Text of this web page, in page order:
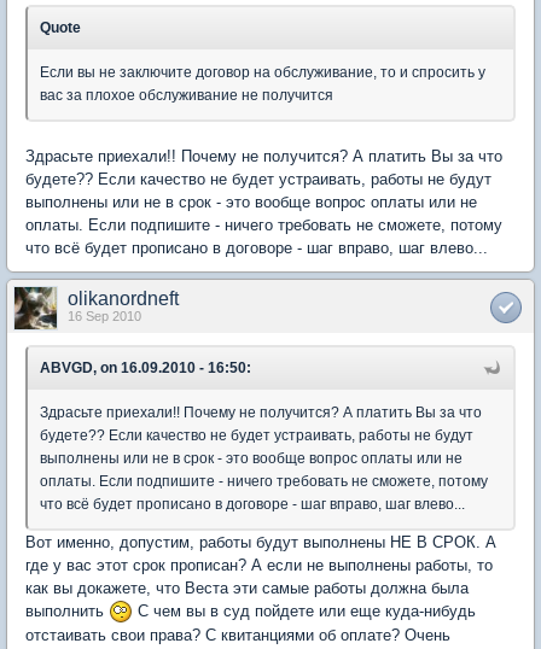
Quote
Если вы не заключите договор на обслуживание, то и спросить у
вас за плохое обслуживание не получится
Здрасьте приехали!! Почему не получится? А платить Вы за что
будете?? Если качество не будет устраивать, работы не будут
выполнены или не в срок - это вообще вопрос оплаты или не
оплаты. Если подпишите - ничего требовать не сможете, потому
что всё будет прописано в договоре - шаг вправо, шаг влево...
olikanordneft
16 Sep 2010
ABVGD, on 16.09.2010 - 16:50:
Здрасьте приехали!! Почему не получится? А платить Вы за что
будете?? Если качество не будет устраивать, работы не будут
выполнены или не в срок - это вообще вопрос оплаты или не
оплаты. Если подпишите - ничего требовать не сможете, потому
что всё будет прописано в договоре - шаг вправо, шаг влево...
Вот именно, допустим, работы будут выполнены НЕ В СРОК. А
где у вас этот срок прописан? А если не выполнены работы, то
как вы докажете, что Веста эти самые работы должна была
выполнить
С чем вы в суд пойдете или еще куда-нибудь
отстаивать свои права? С квитанциями об оплате? Очень